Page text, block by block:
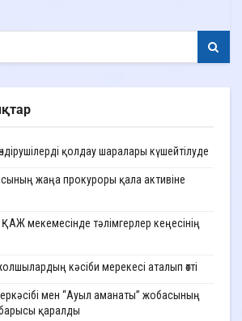
қолдау шаралары күшейтілуде
жаңа прокуроры қала активіне
мекемесінде тәлімгерлер кеңесінің
кәсіби мерекесі аталып өтті
мен “Ауыл аманаты” жобасының
қаралды